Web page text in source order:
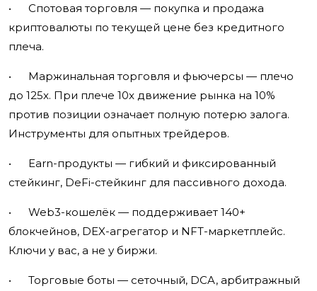
• Спотовая торговля — покупка и продажа
криптовалюты по текущей цене без кредитного
плеча.
• Маржинальная торговля и фьючерсы — плечо
до 125x. При плече 10x движение рынка на 10%
против позиции означает полную потерю залога.
Инструменты для опытных трейдеров.
• Earn-продукты — гибкий и фиксированный
стейкинг, DeFi-стейкинг для пассивного дохода.
• Web3-кошелёк — поддерживает 140+
блокчейнов, DEX-агрегатор и NFT-маркетплейс.
Ключи у вас, а не у биржи.
• Торговые боты — сеточный, DCA, арбитражный